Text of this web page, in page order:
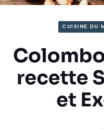
CUISINE DU
recette
et